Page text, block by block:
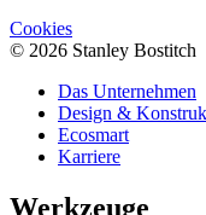
Cookies
© 2026 Stanley Bostitch
Das Unternehmen
Design &
Ecosmart
Karriere
Werkzeuge